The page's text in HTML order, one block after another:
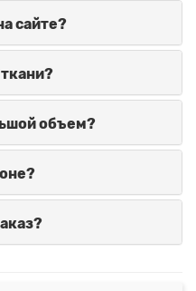
сайте?
объем?